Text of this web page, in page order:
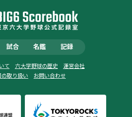
試合 名鑑 記録
て 六大学野球の歴史
運営会社
取り扱い
お問い合わせ